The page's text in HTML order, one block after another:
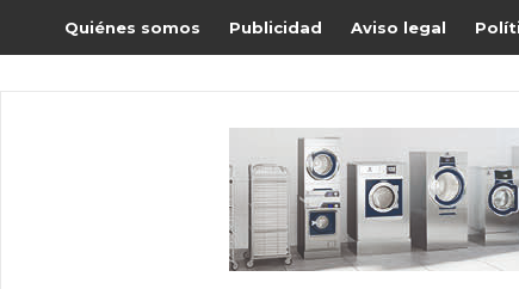
Quiénes somos Publicidad Aviso legal